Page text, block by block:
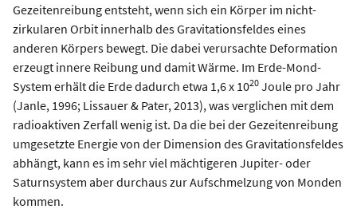
Gezeitenreibung entsteht, wenn sich ein Körper im nicht-
zirkularen Orbit innerhalb des Gravitationsfeldes eines
anderen Körpers bewegt. Die dabei verursachte Deformation
erzeugt innere Reibung und damit Wärme. Im Erde-Mond-
System erhält die Erde dadurch etwa 1,6 x 1020 Joule pro Jahr
(Janle, 1996; Lissauer & Pater, 2013), was verglichen mit dem
radioaktiven Zerfall wenig ist. Da die bei der Gezeitenreibung
umgesetzte Energie von der Dimension des Gravitationsfeldes
abhängt, kann es im sehr viel mächtigeren Jupiter- oder
Saturnsystem aber durchaus zur Aufschmelzung von Monden
kommen.